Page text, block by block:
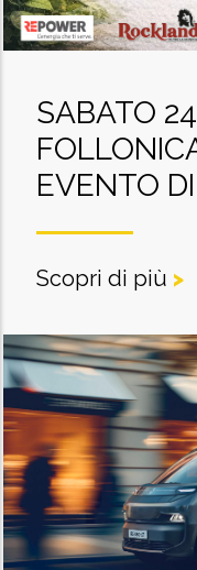
SABATO
EVENTO
Scopri di più >